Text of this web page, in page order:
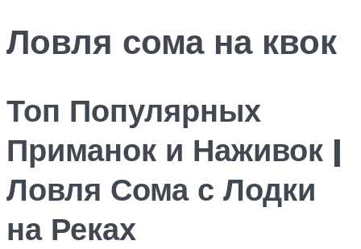
Ловля сома на квок
Топ Популярных
Приманок и Наживок |
Ловля Сома с Лодки
на Реках